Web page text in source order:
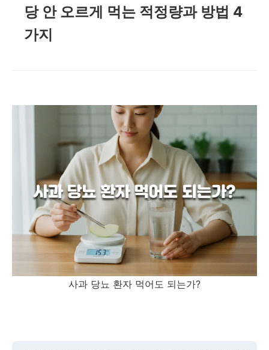
당 안 오르게 먹는 적정량과 방법 4
가지
사과 당뇨 환자 먹어도 되는가?